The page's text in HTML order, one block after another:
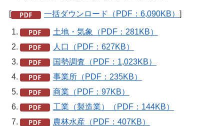
[ 一括ダウンロード（PDF：6,090KB） ]
土地・気象（PDF：281KB）
人口（PDF：627KB）
国勢調査（PDF：1,023KB）
事業所（PDF：235KB）
商業（PDF：97KB）
工業（製造業）（PDF：144KB）
農林水産（PDF：407KB）